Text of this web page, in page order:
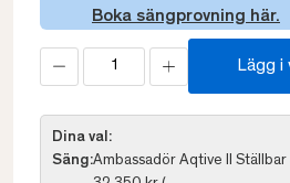
Boka sängprovning här.
Lägg i
Dina val:
Säng:Ambassadör Aqtive II